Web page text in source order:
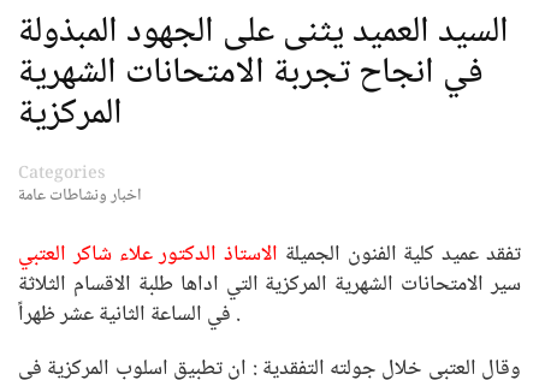
السيد العميد يثنى على الجهود المبذولة
في انجاح تجربة الامتحانات الشهرية
المركزية
Categories
اخبار ونشاطات عامة
تفقد عميد كلية الفنون الجميلة الاستاذ الدكتور علاء شاكر العتبي
سير الامتحانات الشهرية المركزية التي اداها طلبة الاقسام الثلاثة
في الساعة الثانية عشر ظهراً .
وقال العتبي خلال جولته التفقدية : ان تطبيق اسلوب المركزية في